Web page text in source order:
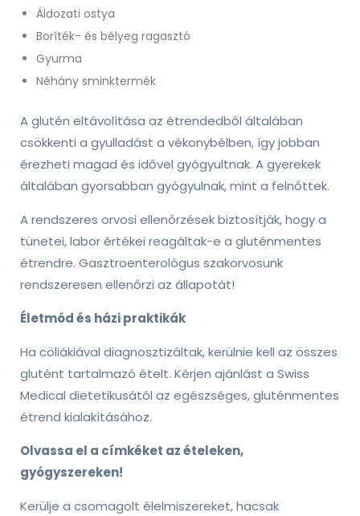
Áldozati ostya
Boríték- és bélyeg ragasztó
Gyurma
Néhány sminktermék
A glutén eltávolítása az étrendedből általában
csökkenti a gyulladást a vékonybélben, így jobban
érezheti magad és idővel gyógyultnak. A gyerekek
általában gyorsabban gyógyulnak, mint a felnőttek.
A rendszeres orvosi ellenőrzések biztosítják, hogy a
tünetei, labor értékei reagáltak-e a gluténmentes
étrendre. Gasztroenterológus szakorvosunk
rendszeresen ellenőrzi az állapotát!
Életmód és házi praktikák
Ha cöliákiával diagnosztizáltak, kerülnie kell az összes
glutént tartalmazó ételt. Kérjen ajánlást a Swiss
Medical dietetikusától az egészséges, gluténmentes
étrend kialakításához.
Olvassa el a címkéket az ételeken,
gyógyszereken!
Kerülje a csomagolt élelmiszereket, hacsak